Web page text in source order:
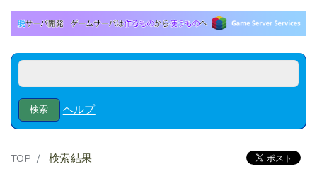
ヘルプ
TOP 検索結果